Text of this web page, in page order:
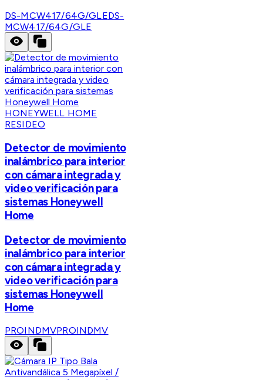
DS-MCW417/64G/GLEDS-
MCW417/64G/GLE
HONEYWELL HOME
RESIDEO
Detector de movimiento
inalámbrico para interior
con cámara integrada y
video verificación para
sistemas Honeywell
Home
Detector de movimiento
inalámbrico para interior
con cámara integrada y
video verificación para
sistemas Honeywell
Home
PROINDMVPROINDMV